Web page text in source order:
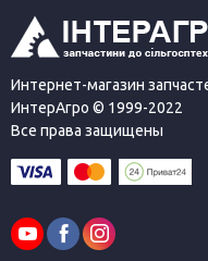
Интернет-магазин
ИнтерАгро © 1999-2022
Все права защищены